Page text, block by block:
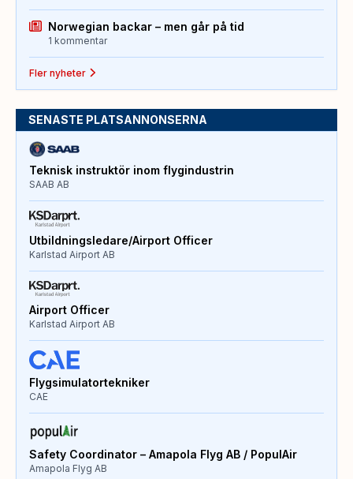
Norwegian backar – men går på tid
1 kommentar
Fler nyheter
SENASTE PLATSANNONSERNA
Teknisk instruktör inom flygindustrin
SAAB AB
Utbildningsledare/Airport Officer
Karlstad Airport AB
Airport Officer
Karlstad Airport AB
Flygsimulatortekniker
CAE
Safety Coordinator – Amapola Flyg AB / PopulAir
Amapola Flyg AB